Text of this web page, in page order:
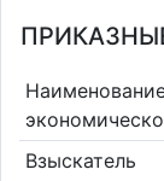
Взыскатель